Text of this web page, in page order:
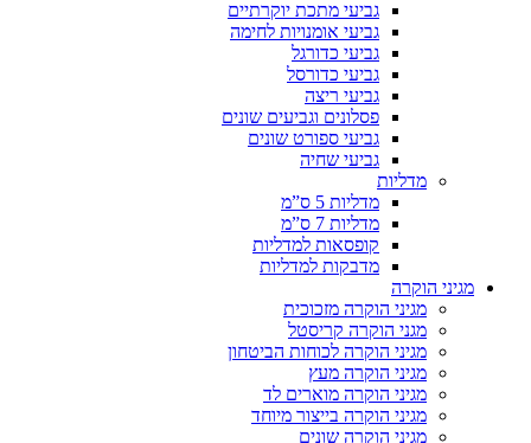
גביעי מתכת יוקרתיים
גביעי אומנויות לחימה
גביעי כדורגל
גביעי כדורסל
גביעי ריצה
פסלונים וגביעים שונים
גביעי ספורט שונים
גביעי שחיה
מדליות
מדליות 5 ס”מ
מדליות 7 ס”מ
קופסאות למדליות
מדבקות למדליות
מגיני הוקרה
מגיני הוקרה מזכוכית
מגני הוקרה קריסטל
מגיני הוקרה לכוחות הביטחון
מגיני הוקרה מעץ
מגיני הוקרה מוארים לד
מגיני הוקרה בייצור מיוחד
מגיני הוקרה שונים